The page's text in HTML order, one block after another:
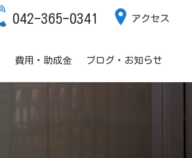
042-365-0341 アクセス
費用・助成金 ブログ・お知らせ